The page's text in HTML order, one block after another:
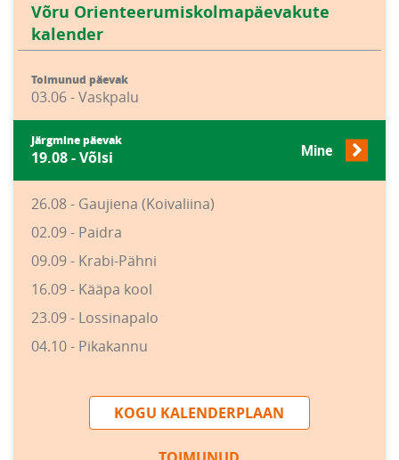
Võru Orienteerumiskolmapäevakute
kalender
Toimunud päevak
03.06 - Vaskpalu
Järgmine päevak
19.08 - Võlsi Mine
26.08 - Gaujiena (Koivaliina)
02.09 - Paidra
09.09 - Krabi-Pähni
16.09 - Kääpa kool
23.09 - Lossinapalo
04.10 - Pikakannu
KOGU KALENDERPLAAN